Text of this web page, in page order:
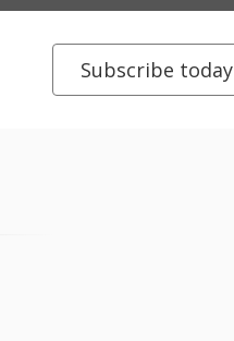
Subscribe today